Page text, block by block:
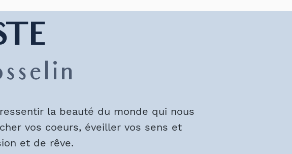
la beauté du monde qui nous
vos coeurs, éveiller vos sens et
et de rêve.